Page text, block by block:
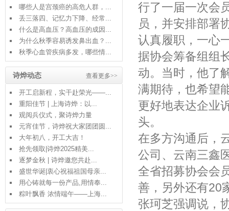
哪些人是宫颈癌的高危人群，...
丢三落四、记忆力下降、经常...
什么是高血压？高血压的成因...
为什么秋季容易诱发鼻出血？...
秋季心血管疾病多发，哪些情...
查看更多>>
诗烨动态
开工启新程，实干赴荣光——...
重阳佳节 | 上海诗烨：以...
观阅兵仪式，聚诗烨力量
元宵佳节，诗烨祝大家团团圆...
大年初八，开工大吉！
抢先领取|诗烨2025精美...
逐梦金秋 | 诗烨邀您共赴...
盛世华诞|衷心祝福祖国母亲...
用心铸就每一份产品,用情奉...
粽叶飘香 浓情端午——上海...
行了一届一次会
员，并安排部署
认真履职，一心
据协会筹备组组
动。当时，他了
满期待，也希望
更好地表达企业
头。
在多方沟通后，
公司、云南三鑫
全省招募协会会
善，另外还有20
张珂芝强调说，